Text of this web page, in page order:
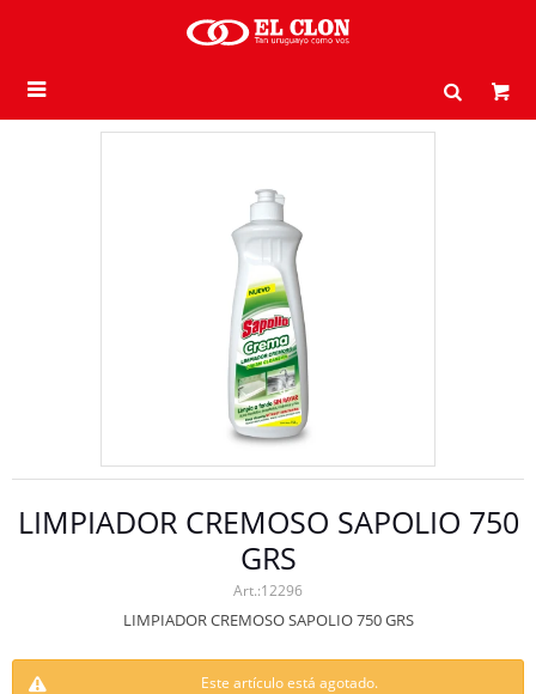

LIMPIADOR CREMOSO SAPOLIO 750
GRS
12296
LIMPIADOR CREMOSO SAPOLIO 750 GRS
Este artículo está agotado.